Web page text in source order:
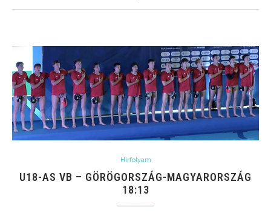
Hírfolyam
U18-AS VB – GÖRÖGORSZÁG-MAGYARORSZÁG
18:13